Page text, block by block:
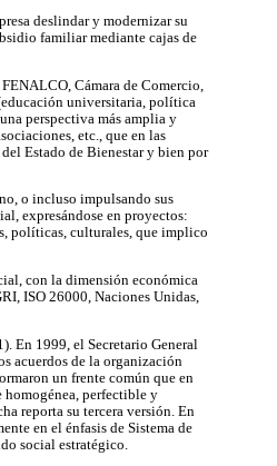
deslindar y modernizar su
familiar mediante cajas de
Cámara de Comercio,
universitaria, política
perspectiva más amplia y
etc., que en las
Estado de Bienestar y bien por
o incluso impulsando sus
expresándose en proyectos:
políticas, culturales, que implico
con la dimensión económica
ISO 26000, Naciones Unidas,
En 1999, el Secretario General
acuerdos de la organización
un frente común que en
homogénea, perfectible y
reporta su tercera versión. En
en el énfasis de Sistema de
social estratégico.